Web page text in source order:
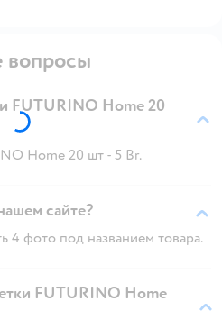
вопросы
FUTURINO Home 20
Home 20 шт - 5 Br.
сайте?
4 фото под названием товара.
FUTURINO Home